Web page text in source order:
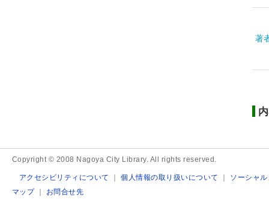
著
Copyright © 2008 Nagoya City Library. All rights reserved.
アクセシビリティについて ｜個人情報の取り扱いについて ｜ ソーシャ
マップ｜ お問合せ先